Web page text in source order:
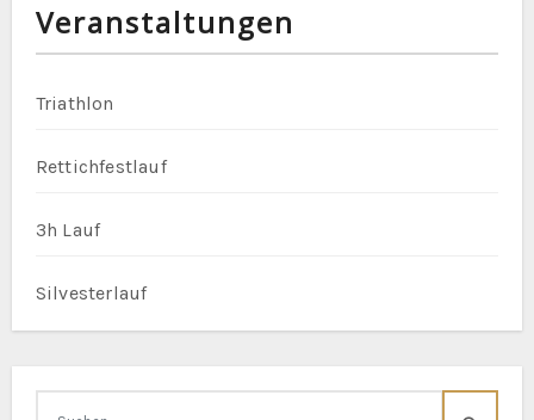
Veranstaltungen
Triathlon
Rettichfestlauf
3h Lauf
Silvesterlauf